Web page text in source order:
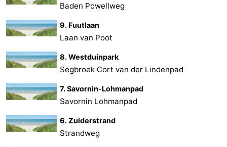
Baden Powellweg
9. Fuutlaan
Laan van Poot
8. Westduinpark
Segbroek Cort van der Lindenpad
7. Savornin-Lohmanpad
Savornin Lohmanpad
6. Zuiderstrand
Strandweg